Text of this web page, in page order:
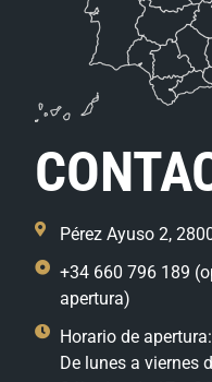
Pérez Ayuso 2,
+34 660 796 189
apertura)
Horario de apertura:
De lunes a viernes